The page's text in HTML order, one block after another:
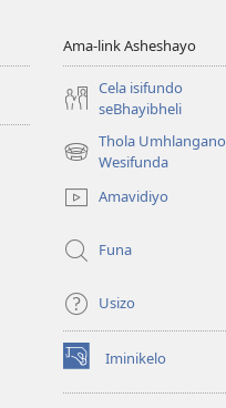
Ama-link Asheshayo
Cela isifundo
seBhayibheli
Thola Umhlangano
Wesifunda
(kuvuleka
elisha)Amavidiyo
Funa
Usizo
Iminikelo
(kuvuleka
ikhasi